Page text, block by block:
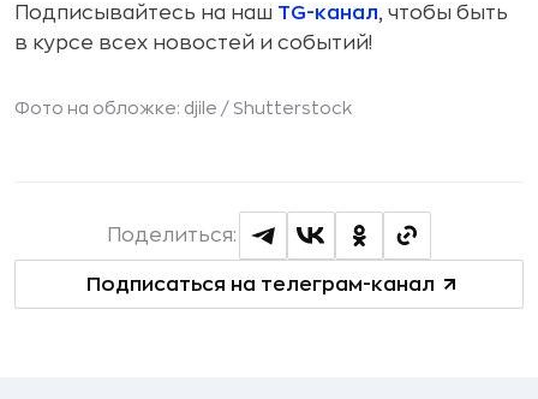
Подписывайтесь на наш TG-канал, чтобы быть
в курсе всех новостей и событий!
Фото на обложке: djile / Shutterstock
Подписаться на телеграм-канал
Поделиться: